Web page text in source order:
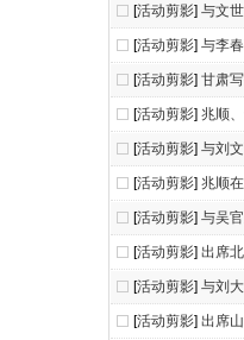
[活动剪影] 与文
[活动剪影] 与李
[活动剪影] 甘肃
[活动剪影] 兆顺
[活动剪影] 与刘
[活动剪影] 兆顺
[活动剪影] 与吴
[活动剪影] 出席
[活动剪影] 与刘
[活动剪影] 出席